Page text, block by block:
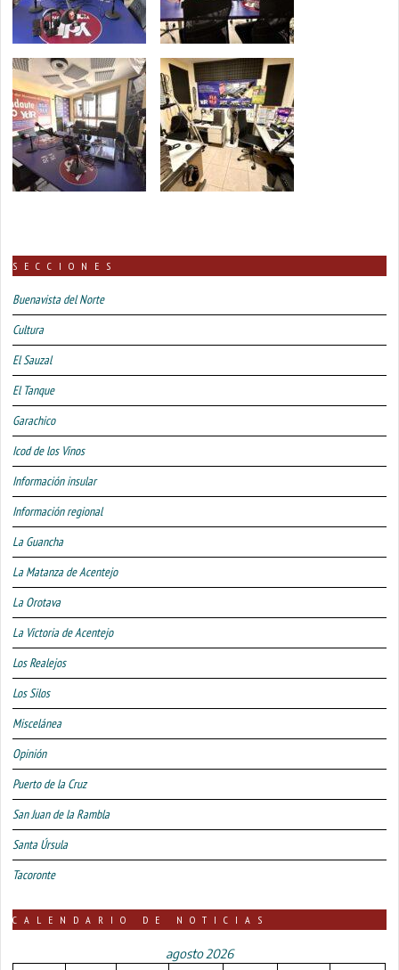
SECCIONES
Buenavista del Norte
Cultura
El Sauzal
El Tanque
Garachico
Icod de los Vinos
Información insular
Información regional
La Guancha
La Matanza de Acentejo
La Orotava
La Victoria de Acentejo
Los Realejos
Los Silos
Miscelánea
Opinión
Puerto de la Cruz
San Juan de la Rambla
Santa Úrsula
Tacoronte
CALENDARIO DE NOTICIAS
agosto 2026